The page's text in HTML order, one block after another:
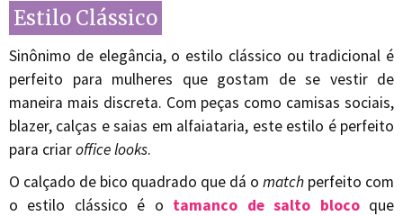
Estilo Clássico
Sinônimo de elegância, o estilo clássico ou tradicional é
perfeito para mulheres que gostam de se vestir de
maneira mais discreta. Com peças como camisas sociais,
blazer, calças e saias em alfaiataria, este estilo é perfeito
para criaroffice looks.
O calçado de bico quadrado que dá o match perfeito com
o estilo clássico é o tamanco de salto blocoque